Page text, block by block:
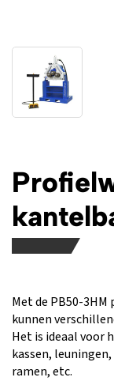
Met de PB50-
kunnen
Het is ideaal voor
kassen,
ramen, etc.